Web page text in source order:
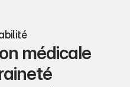
médicale